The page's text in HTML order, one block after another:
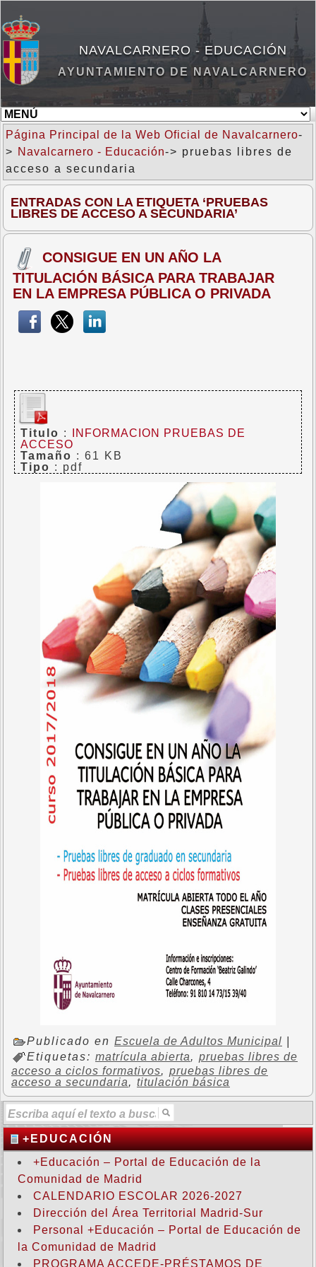
NAVALCARNERO - EDUCACIÓN
AYUNTAMIENTO DE NAVALCARNERO
Página Principal de la Web Oficial de Navalcarnero-
> Navalcarnero - Educación-> pruebas libres de
acceso a secundaria
ENTRADAS CON LA ETIQUETA ‘PRUEBAS
LIBRES DE ACCESO A SECUNDARIA’
CONSIGUE EN UN AÑO LA
TITULACIÓN BÁSICA PARA TRABAJAR
EN LA EMPRESA PÚBLICA O PRIVADA
Titulo :
INFORMACION PRUEBAS DE
ACCESO
Tamaño : 61 KB
Tipo : pdf
Publicado en Escuela de Adultos Municipal
Etiquetas: matrícula abierta, pruebas libres de
acceso a ciclos formativos, pruebas libres de
acceso a secundaria, titulación básica
+EDUCACIÓN
+Educación – Portal de Educación de la
Comunidad de Madrid
CALENDARIO ESCOLAR 2026-2027
Dirección del Área Territorial Madrid-Sur
Personal +Educación – Portal de Educación de
la Comunidad de Madrid
PROGRAMA ACCEDE-PRÉSTAMOS DE